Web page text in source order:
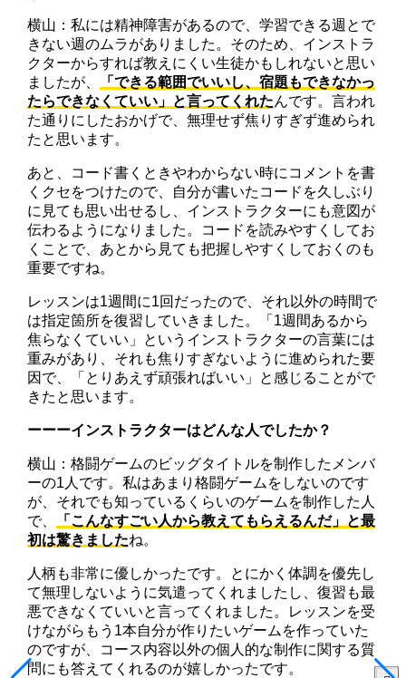
横山：私には精神障害があるので、学習できる週とで
きない週のムラがありました。そのため、インストラ
クターからすれば教えにくい生徒かもしれないと思い
ましたが、
「できる範囲でいいし、宿題もできなかっ
たらできなくていい」と言ってくれたんです。言われ
た通りにしたおかげで、無理せず焦りすぎず進められ
たと思います。
あと、コード書くときやわからない時にコメントを書
くクセをつけたので、自分が書いたコードを久しぶり
に見ても思い出せるし、インストラクターにも意図が
伝わるようになりました。コードを読みやすくしてお
くことで、あとから見ても把握しやすくしておくのも
重要ですね。
レッスンは1週間に1回だったので、それ以外の時間で
は指定箇所を復習していきました。「1週間あるから
焦らなくていい」というインストラクターの言葉には
重みがあり、それも焦りすぎないように進められた要
因で、「とりあえず頑張ればいい」と感じることがで
きたと思います。
ーーーインストラクターはどんな人でしたか？
横山：格闘ゲームのビッグタイトルを制作したメンバ
ーの1人です。私はあまり格闘ゲームをしないのです
が、それでも知っているくらいのゲームを制作した人
で、
「こんなすごい人から教えてもらえるんだ」と最
初は驚きましたね。
人柄も非常に優しかったです。とにかく体調を優先し
て無理しないように気遣ってくれましたし、復習も最
悪できなくていいと言ってくれました。レッスンを受
けながらもう1本自分が作りたいゲームを作っていた
のですが、コース内容以外の個人的な制作に関する質
問にも答えてくれるのが嬉しかったです。